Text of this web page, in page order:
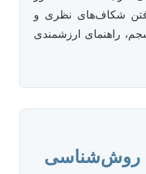
شکاف‌های نظری و
راهنمای ارزشمندی
روش‌شناسی